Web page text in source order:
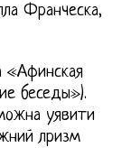
Франческа,
«Афинская
беседы»).
уявити
лризм